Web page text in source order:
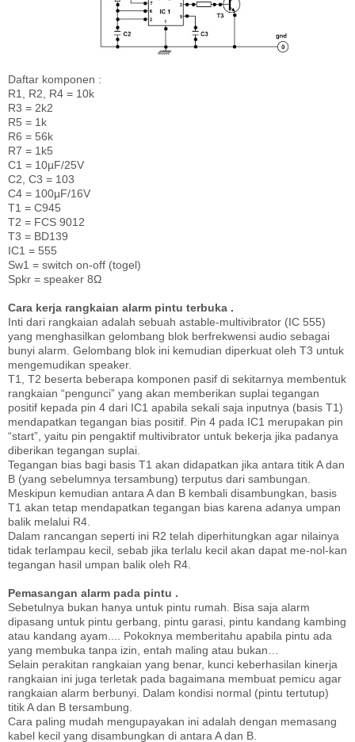
Daftar komponen :
R1, R2, R4 = 10k
R3 = 2k2
R5 = 1k
R6 = 56k
R7 = 1k5
C1 = 10µF/25V
C2, C3 = 103
C4 = 100µF/16V
T1 = C945
T2 = FCS 9012
T3 = BD139
IC1 = 555
Sw1 = switch on-off (togel)
Spkr = speaker 8Ω
Cara kerja rangkaian alarm pintu terbuka .
Inti dari rangkaian adalah sebuah astable-multivibrator (IC 555)
yang menghasilkan gelombang blok berfrekwensi audio sebagai
bunyi alarm. Gelombang blok ini kemudian diperkuat oleh T3 untuk
mengemudikan speaker.
T1, T2 beserta beberapa komponen pasif di sekitarnya membentuk
rangkaian “pengunci” yang akan memberikan suplai tegangan
positif kepada pin 4 dari IC1 apabila sekali saja inputnya (basis T1)
mendapatkan tegangan bias positif. Pin 4 pada IC1 merupakan pin
“start”, yaitu pin pengaktif multivibrator untuk bekerja jika padanya
diberikan tegangan suplai.
Tegangan bias bagi basis T1 akan didapatkan jika antara titik A dan
B (yang sebelumnya tersambung) terputus dari sambungan.
Meskipun kemudian antara A dan B kembali disambungkan, basis
T1 akan tetap mendapatkan tegangan bias karena adanya umpan
balik melalui R4.
Dalam rancangan seperti ini R2 telah diperhitungkan agar nilainya
tidak terlampau kecil, sebab jika terlalu kecil akan dapat me-nol-kan
tegangan hasil umpan balik oleh R4.
Pemasangan alarm pada pintu .
Sebetulnya bukan hanya untuk pintu rumah. Bisa saja alarm
dipasang untuk pintu gerbang, pintu garasi, pintu kandang kambing
atau kandang ayam.... Pokoknya memberitahu apabila pintu ada
yang membuka tanpa izin, entah maling atau bukan…
Selain perakitan rangkaian yang benar, kunci keberhasilan kinerja
rangkaian ini juga terletak pada bagaimana membuat pemicu agar
rangkaian alarm berbunyi. Dalam kondisi normal (pintu tertutup)
titik A dan B tersambung.
Cara paling mudah mengupayakan ini adalah dengan memasang
kabel kecil yang disambungkan di antara A dan B.